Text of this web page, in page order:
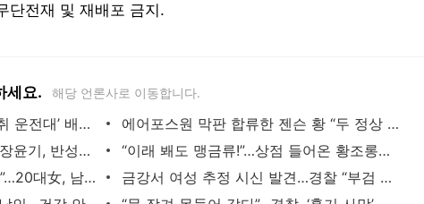
전재 및 재배포 금지.
세요. 해당 언론사로 이동합니다.
음주운전 실형 받고도 또 ‘만취 운전대’ 배우 손승원…징역 4년 구형
에어포스원 막판 합류한 젠슨 황 “두 정상 놀라웠다”… 호랑이 가방 멘 머스크 아들도 ‘시선
“죄송하다”던 여고생 살해범 장윤기, 반성문은 안썼다
“이래 봬도 맹금류!”…상점 들어온 황조롱이, 119소방대 구조
“임신했다, 가족에 알려줄까?”…20대女, 남친 속여 1000만원 뜯어내
금강서 여성 추정 시신 발견…경찰 “부검 진행”